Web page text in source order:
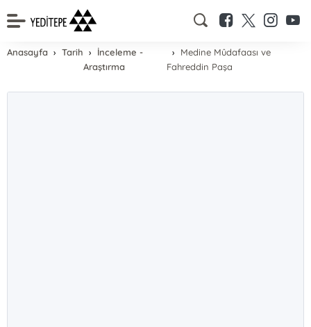
Anasayfa Tarih
İnceleme -
Araştırma
Medine Mûdafaası ve
Fahreddin Paşa